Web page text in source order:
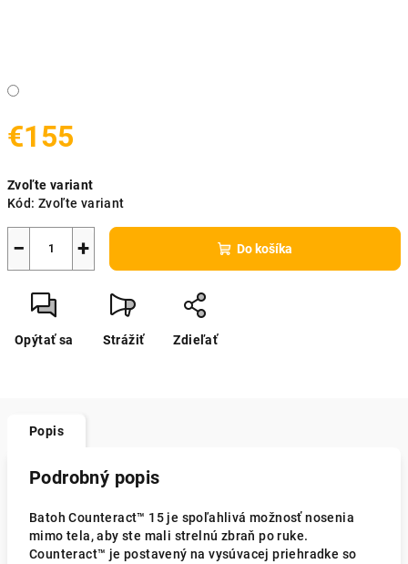
€155
cena:
Zvoľte variant
Kód: Zvoľte variant
+
− Do košíka
Opýtať sa Strážiť Zdieľať
Popis
Podrobný popis
Batoh Counteract™ 15 je spoľahlivá možnosť nosenia
mimo tela, aby ste mali strelnú zbraň po ruke.
Counteract™ je postavený na vysúvacej priehradke so